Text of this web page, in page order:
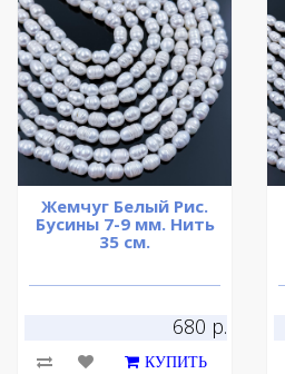
Жемчуг Белый Рис.
Бусины 7-9 мм. Нить
35 см.
680 р.
КУПИТЬ